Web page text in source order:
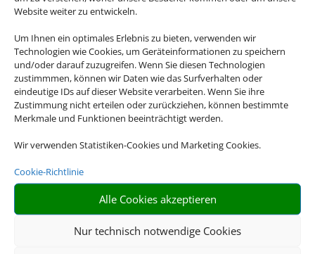
Website weiter zu entwickeln.
Um Ihnen ein optimales Erlebnis zu bieten, verwenden wir
Technologien wie Cookies, um Geräteinformationen zu speichern
und/oder darauf zuzugreifen. Wenn Sie diesen Technologien
zustimmmen, können wir Daten wie das Surfverhalten oder
eindeutige IDs auf dieser Website verarbeiten. Wenn Sie ihre
Zustimmung nicht erteilen oder zurückziehen, können bestimmte
Merkmale und Funktionen beeinträchtigt werden.
Wir verwenden Statistiken-Cookies und Marketing Cookies.
Cookie-Richtlinie
Alle Cookies akzeptieren
Nur technisch notwendige Cookies